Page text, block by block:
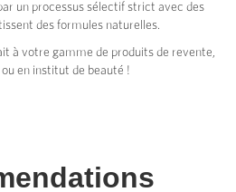
un processus sélectif strict avec des
des formules naturelles.
à votre gamme de produits de revente,
en institut de beauté !